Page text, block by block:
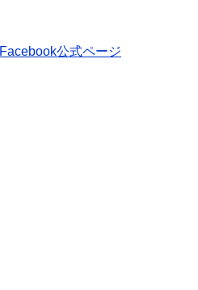
Facebook公式ページ